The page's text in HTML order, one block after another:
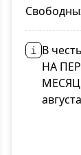
В
НА
МЕСЯЦ